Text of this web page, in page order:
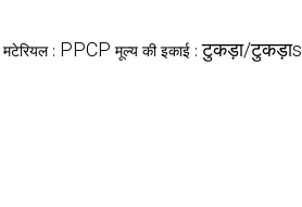
मटेरियल : PPCP मूल्य की इकाई :टुकड़ा/टुकड़ाs